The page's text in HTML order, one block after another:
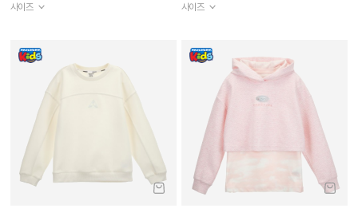
사이즈 사이즈